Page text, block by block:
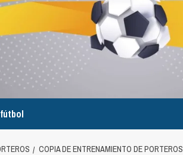
COPIA DE ENTRENAMIENTO DE PORTEROS